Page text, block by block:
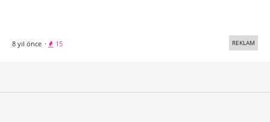
8 yıl önce · 15 REKLAM